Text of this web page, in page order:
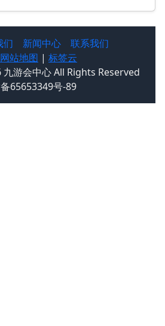
们 新闻中心
联系我们
网站地图 | 标签云
游会中心 All Rights Reserved
65653349号-89